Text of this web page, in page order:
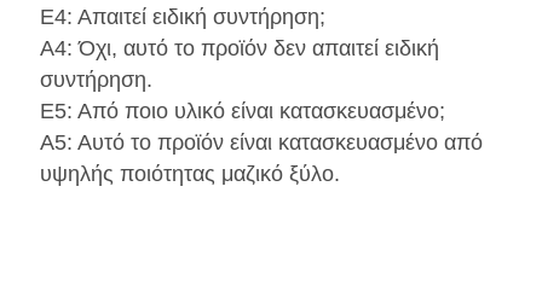
Ε4: Απαιτεί ειδική συντήρηση;
Α4: Όχι, αυτό το προϊόν δεν απαιτεί ειδική
συντήρηση.
Ε5: Από ποιο υλικό είναι κατασκευασμένο;
Α5: Αυτό το προϊόν είναι κατασκευασμένο από
υψηλής ποιότητας μαζικό ξύλο.